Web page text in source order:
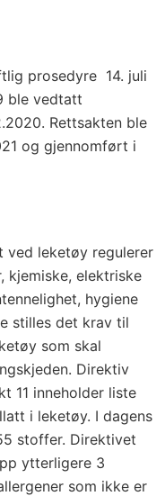
prosedyre 14. juli
ble vedtatt
Rettsakten ble
og gjennomført i
ved leketøy regulerer
kjemiske, elektriske
hygiene
stilles det krav til
som skal
Direktiv
11 inneholder liste
i leketøy. I dagens
stoffer. Direktivet
ytterligere 3
som ikke er